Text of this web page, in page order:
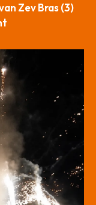
Zev Bras (3)